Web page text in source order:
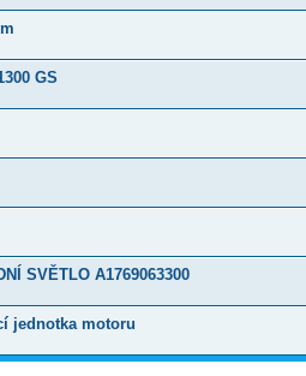
GS
SVĚTLO A1769063300
jednotka motoru